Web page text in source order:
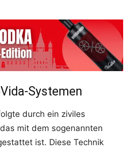
Systemen
durch ein ziviles
mit dem sogenannten
ist. Diese Technik